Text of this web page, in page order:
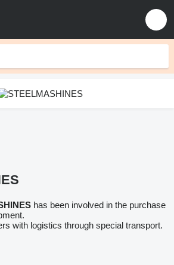
has been involved in the purchase
with logistics through special transport.